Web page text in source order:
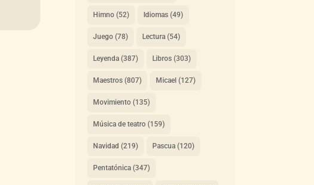
Himno(52) Idiomas(49)
Juego(78) Lectura(54)
Leyenda(387) Libros(303)
Maestros(807) Micael (127)
Movimiento(135)
Música de teatro(159)
Navidad (219) Pascua(120)
Pentatónica(347)